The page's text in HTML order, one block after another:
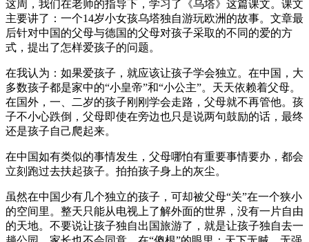
这周，我们在老师的指导下，学习了《乌塔》这篇课文。课文
主要讲了：一个14岁小女孩乌塔独自游玩欧洲的故事。文章最
后针对中国的父母与德国的父母对孩子采取的不同的爱的方
式，提出了怎样爱孩子的问题。
在我认为：如果爱孩子，就应该让孩子学会独立。在中国，大
多数孩子都是家中的“小皇帝”和“小公主”。天天依赖着父母。
在国外，一、二岁的孩子刚刚学会走路，父母就不再管他。孩
子不小心跌倒，父母即使在旁边也只是说两句鼓励的话，最终
还是孩子自己爬起来。
在中国如有类似的事情发生，父母哪怕有重要事情要办，都会
立刻跑过去扶起孩子。拍拍孩子身上的灰尘。
虽然在中国少有几个独立的孩子，可却被父母“关”在一个狭小
的空间里。整天只能从电视上了解外面的世界，没有一片自由
的天地。不要说让孩子独自出国旅游了，就是让孩子独自去一